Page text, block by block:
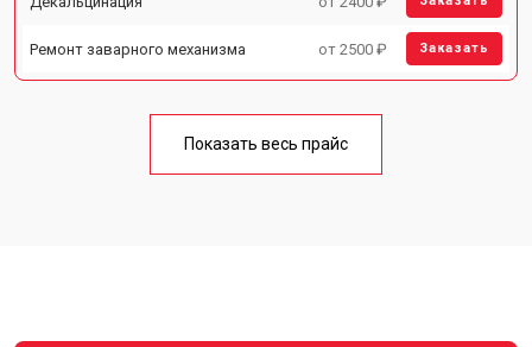
Ремонт заварного механизма от 2500 ₽ Заказать
Показать весь прайс